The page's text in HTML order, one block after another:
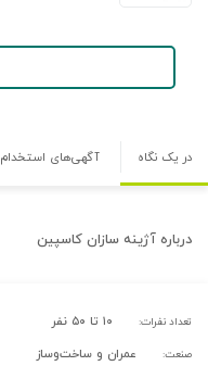
در یک نگاه آگهی‌های استخدام
درباره آژینه سازان کاسپین
تعداد نفرات: ۱۰ تا ۵۰ نفر
صنعت: عمران و ساخت‌وساز